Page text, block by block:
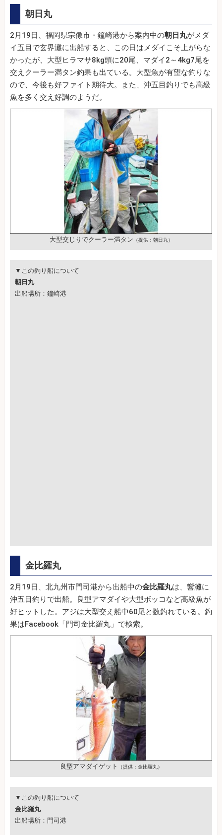
朝日丸
2月19日、福岡県宗像市・鐘崎港から案内中の朝日丸がメダ
イ五目で玄界灘に出船すると、この日はメダイこそ上がらな
かったが、大型ヒラマサ8kg頭に20尾、マダイ2～4kg7尾を
交えクーラー満タン釣果も出ている。大型魚が有望な釣りな
ので、今後も好ファイト期待大。また、沖五目釣りでも高級
魚を多く交え好調のようだ。
大型交じりでクーラー満タン （提供：朝日丸）
▼この釣り船について
朝日丸
出船場所：鐘崎港
金比羅丸
2月19日、北九州市門司港から出船中の金比羅丸は、響灘に
沖五目釣りで出船。良型アマダイや大型ボッコなど高級魚が
好ヒットした。アジは大型交え船中60尾と数釣れている。釣
果はFacebook「門司金比羅丸」で検索。
良型アマダイゲット （提供：金比羅丸）
▼この釣り船について
金比羅丸
出船場所：門司港